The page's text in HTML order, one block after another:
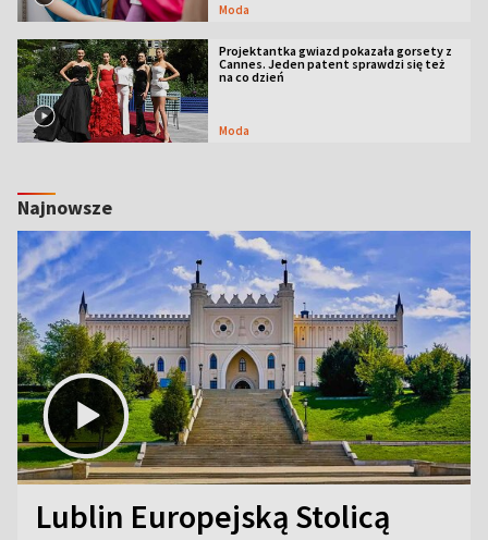
Moda
Projektantka gwiazd pokazała gorsety z
Cannes. Jeden patent sprawdzi się też
na co dzień
Moda
Najnowsze
Lublin Europejską Stolicą